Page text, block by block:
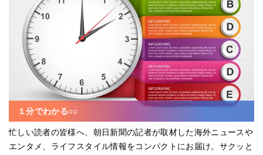
１分でわかる○○
忙しい読者の皆様へ、朝日新聞の記者が取材した海外ニュースや
エンタメ、ライフスタイル情報をコンパクトにお届け。サクッと